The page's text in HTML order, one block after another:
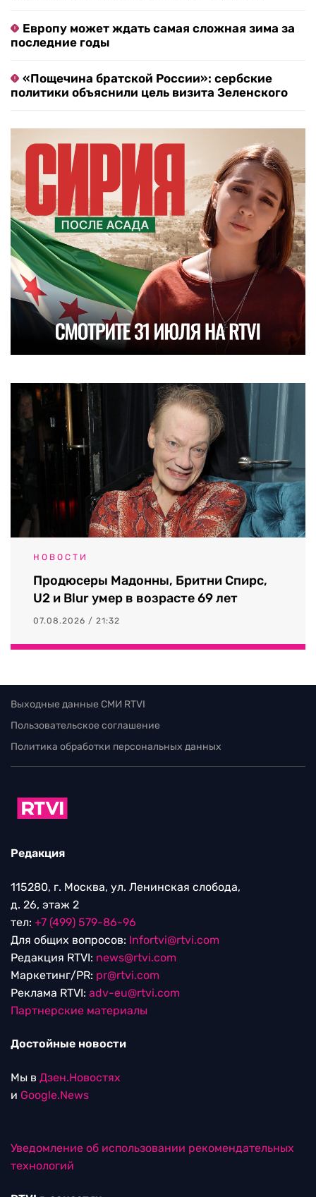
Европу может ждать самая сложная зима за
последние годы
«Пощечина братской России»: сербские
политики объяснили цель визита Зеленского
НОВОСТИ
Продюсеры Мадонны, Бритни Спирс,
U2 и Blur умер в возрасте 69 лет
07.08.2026 / 21:32
Выходные данные СМИ RTVI
Пользовательское соглашение
Политика обработки персональных данных
Редакция
115280, г. Москва, ул. Ленинская слобода,
д. 26, этаж 2
тел: +7 (499) 579-86-96
Для общих вопросов: Infortvi@rtvi.com
Редакция RTVI: news@rtvi.com
Маркетинг/PR: pr@rtvi.com
Реклама RTVI: adv-eu@rtvi.com
Партнерские материалы
Достойные новости
Мы в Дзен.Новостях
и Google.News
Уведомление об использовании рекомендательных
технологий